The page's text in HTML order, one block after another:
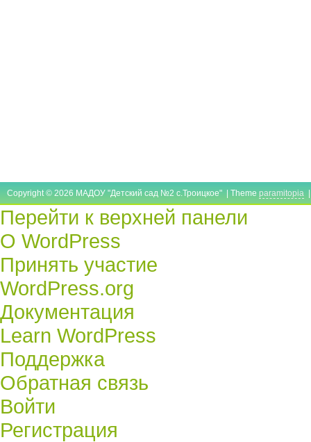
Copyright © 2026 МАДОУ "Детский сад №2 с.Троицкое" | Theme paramitopia
Перейти к верхней панели
О
WordPress
О WordPress
Принять участие
WordPress.org
Документация
Learn WordPress
Поддержка
Обратная связь
Войти
Регистрация